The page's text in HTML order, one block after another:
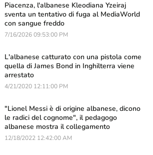
Piacenza, l'albanese Kleodiana Yzeiraj
sventa un tentativo di fuga al MediaWorld
con sangue freddo
7/16/2026 09:53:00 PM
L'albanese catturato con una pistola come
quella di James Bond in Inghilterra viene
arrestato
4/21/2020 12:11:00 PM
"Lionel Messi è di origine albanese, dicono
le radici del cognome", il pedagogo
albanese mostra il collegamento
12/18/2022 12:42:00 AM